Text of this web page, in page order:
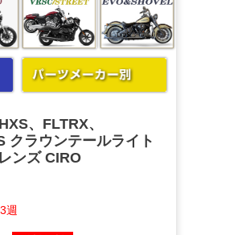
、FLTRX、
クラウンテールライト
ンズ CIRO
週